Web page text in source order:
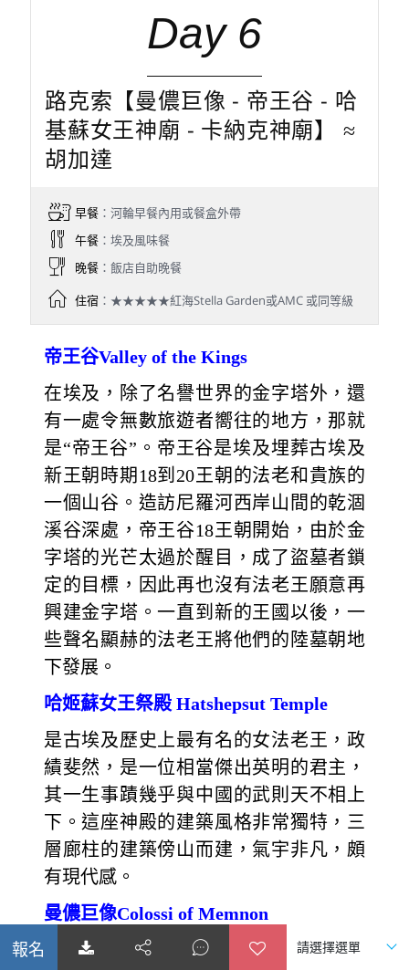
Day 6
路克索【曼儂巨像 - 帝王谷 - 哈
基蘇女王神廟 - 卡納克神廟】 ≈
胡加達
早餐：河輪早餐內用或餐盒外帶
午餐：埃及風味餐
晚餐：飯店自助晚餐
住宿：★★★★★紅海Stella Garden或AMC 或同等級
帝王谷Valley of the Kings
在埃及，除了名譽世界的金字塔外，還
有一處令無數旅遊者嚮往的地方，那就
是“帝王谷”。帝王谷是埃及埋葬古埃及
新王朝時期18到20王朝的法老和貴族的
一個山谷。造訪尼羅河西岸山間的乾涸
溪谷深處，帝王谷18王朝開始，由於金
字塔的光芒太過於醒目，成了盜墓者鎖
定的目標，因此再也沒有法老王願意再
興建金字塔。一直到新的王國以後，一
些聲名顯赫的法老王將他們的陸墓朝地
下發展。
哈姬蘇女王祭殿 Hatshepsut Temple
是古埃及歷史上最有名的女法老王，政
績斐然，是一位相當傑出英明的君主，
其一生事蹟幾乎與中國的武則天不相上
下。這座神殿的建築風格非常獨特，三
層廊柱的建築傍山而建，氣宇非凡，頗
有現代感。
曼儂巨像Colossi of Memnon
新王國時期的法老王一方面在隱密的山